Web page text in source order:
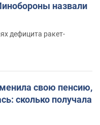
назвали
дефицита ракет-
свою пенсию,
сколько получала